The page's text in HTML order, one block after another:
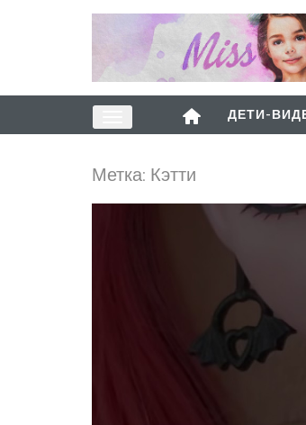
ДЕТИ-
Метка: Кэтти